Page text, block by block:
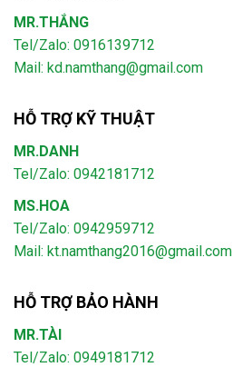
MR.THẮNG
Tel/Zalo: 0916139712
Mail: kd.namthang@gmail.com
HỖ TRỢ KỸ THUẬT
MR.DANH
Tel/Zalo: 0942181712
MS.HOA
Tel/Zalo: 0942959712
Mail: kt.namthang2016@gmail.com
HỖ TRỢ BẢO HÀNH
MR.TÀI
Tel/Zalo: 0949181712